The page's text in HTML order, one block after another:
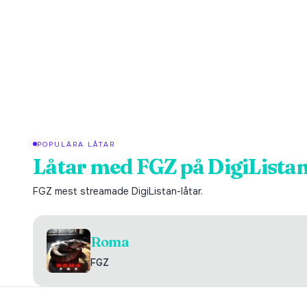
POPULÄRA LÅTAR
Låtar medFGZpå
FGZ mest streamade DigiListan-låtar.
Roma
FGZ